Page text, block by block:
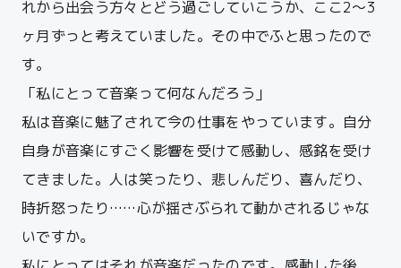
れから出会う方々とどう過ごしていこうか、ここ2〜3
ヶ月ずっと考えていました。その中でふと思ったので
す。
「私にとって音楽って何なんだろう」
私は音楽に魅了されて今の仕事をやっています。 自分
自身が音楽にすごく影響を受けて感動し、感銘を受け
てきました。人は笑ったり、悲しんだり、喜んだり、
時折怒ったり……心が揺さぶられて動かされるじゃな
いですか。